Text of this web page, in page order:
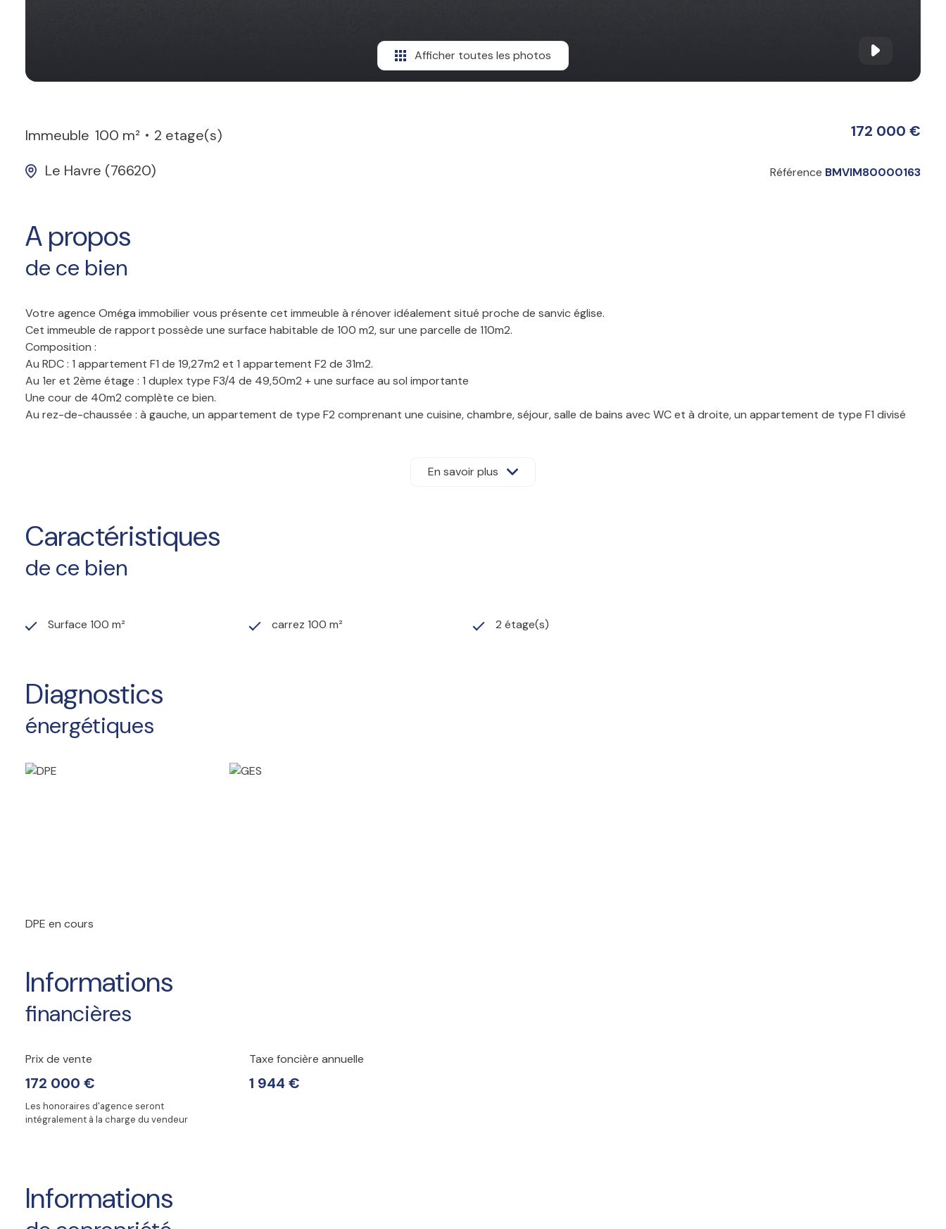
Afficher toutes les photos
Immeuble 100 m²
2 etage(s)
Le Havre (76620)
172 000 €
Référence BMVIM80000163
A propos
de ce bien
Votre agence Oméga immobilier vous présente cet immeuble à rénover idéalement situé proche de sanvic église.
Cet immeuble de rapport possède une surface habitable de 100 m2, sur une parcelle de 110m2.
Composition :
Au RDC : 1 appartement F1 de 19,27m2 et 1 appartement F2 de 31m2.
Au 1er et 2ème étage : 1 duplex type F3/4 de 49,50m2 + une surface au sol importante
Une cour de 40m2 complète ce bien.
Au rez-de-chaussée : à gauche, un appartement de type F2 comprenant une cuisine, chambre, séjour, salle de bains avec WC et à droite, un appartement de type F1 divisé
Idéal Déficit foncier.
Contactez-nous dès maintenant pour plus d’informations et organiser une visite !
En savoir plus
Caractéristiques
de ce bien
Surface 100 m² carrez 100 m² 2 étage(s)
Diagnostics
énergétiques
DPE en cours
Informations
financières
Prix de vente
172 000 €
Les honoraires d'agence seront
intégralement à la charge du vendeur
Taxe foncière annuelle
1 944 €
Informations